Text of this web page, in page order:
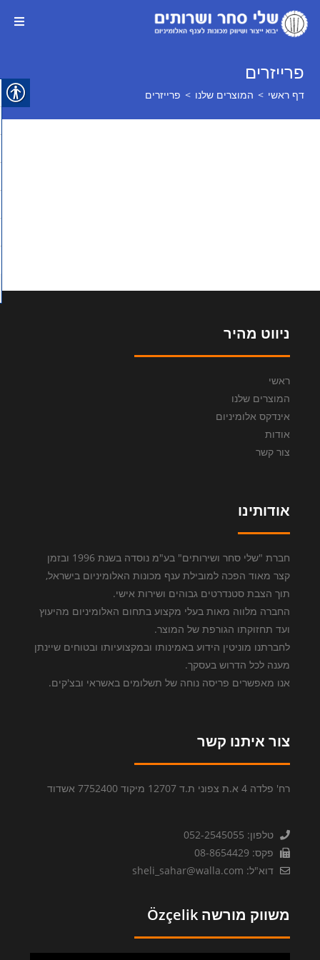
פרייזרים
דף ראשי > המוצרים שלנו > פרייזרים
ניווט מהיר
ראשי
המוצרים שלנו
אינדקס אלומיניום
אודות
צור קשר
אודותינו
חברת "שלי סחר ושירותים" בע"מ נוסדה בשנת 1996 ובזמן
קצר מאוד הפכה למובילת ענף מכונות האלומיניום בישראל,
תוך הצבת סטנדרטים גבוהים ושירות אישי.
החברה מלווה מאות בעלי מקצוע בתחום האלומיניום מהיעוץ
ועד תחזוקתו הגורפת של המוצר.
לחברתנו מוניטין הידוע באמינותו ובמקצועיותו ובטוחים שיינתן
מענה לכל הדרוש בעסקך.
אנו מאפשרים פריסה נוחה של תשלומים באשראי ובצ'קים.
צור איתנו קשר
רח' פלדה 4 א.ת צפוני ת.ד 12707 מיקוד 7752400 אשדוד
טלפון: 052-2545055
פקס: 08-8654429
דוא"ל: sheli_sahar@walla.com
משווק מורשה Özçelik